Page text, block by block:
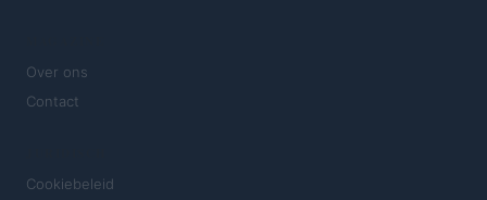
Over ons
Contact
Cookiebeleid